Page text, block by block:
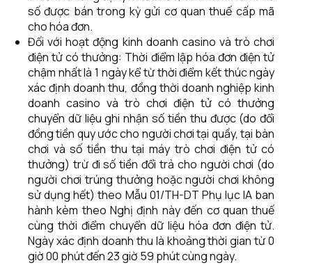
số được bán trong kỳ gửi cơ quan thuế cấp mã
cho hóa đơn.
Đối với hoạt động kinh doanh casino và trò chơi
điện tử có thưởng: Thời điểm lập hóa đơn điện tử
chậm nhất là 1 ngày kể từ thời điểm kết thúc ngày
xác định doanh thu, đồng thời doanh nghiệp kinh
doanh casino và trò chơi điện tử có thưởng
chuyển dữ liệu ghi nhận số tiền thu được (do đổi
đồng tiền quy ước cho người chơi tại quầy, tại bàn
chơi và số tiền thu tại máy trò chơi điện tử có
thưởng) trừ đi số tiền đổi trả cho người chơi (do
người chơi trúng thưởng hoặc người chơi không
sử dụng hết) theo Mẫu 01/TH-DT Phụ lục IA ban
hành kèm theo Nghị định này đến cơ quan thuế
cùng thời điểm chuyển dữ liệu hóa đơn điện tử.
Ngày xác định doanh thu là khoảng thời gian từ 0
giờ 00 phút đến 23 giờ 59 phút cùng ngày.